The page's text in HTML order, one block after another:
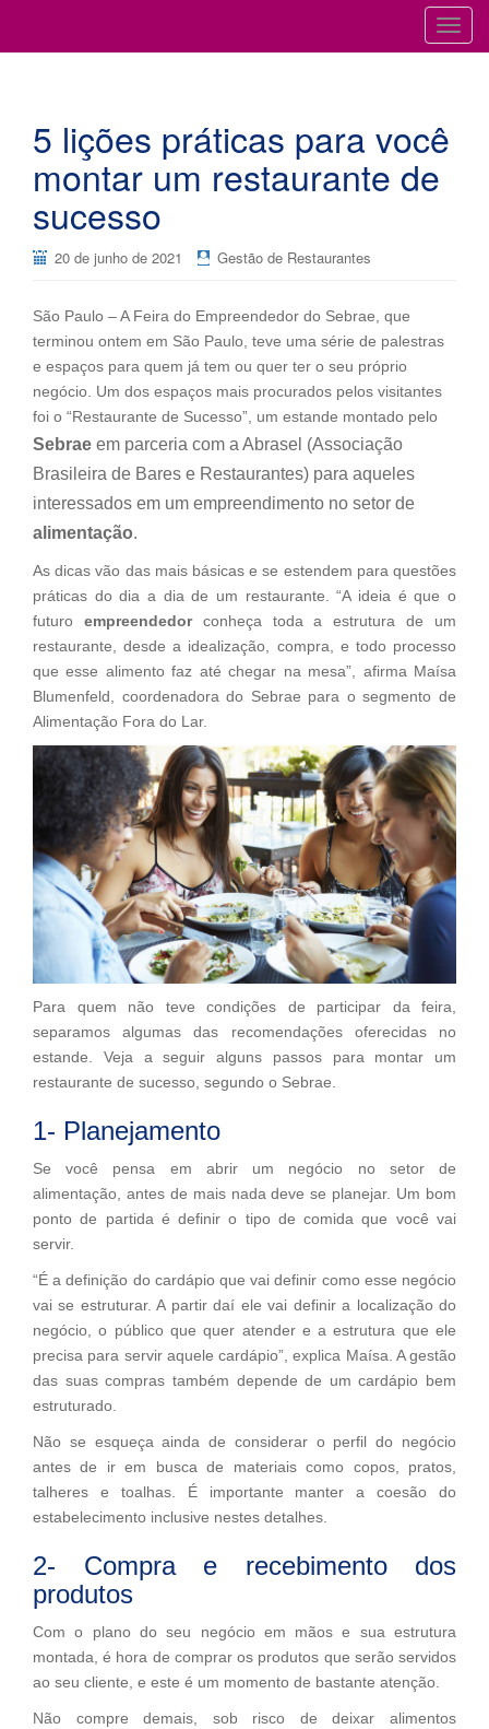
T
o
5 lições práticas para você
montar um restaurante de
sucesso
20 de junho de 2021 Gestão de Restaurantes
São Paulo – A Feira do Empreendedor do Sebrae, que
terminou ontem em São Paulo, teve uma série de palestras
e espaços para quem já tem ou quer ter o seu próprio
negócio. Um dos espaços mais procurados pelos visitantes
foi o “Restaurante de Sucesso”, um estande montado pelo
Sebrae em parceria com a Abrasel (Associação
Brasileira de Bares e Restaurantes) para aqueles
interessados em um empreendimento no setor de
alimentação.
As dicas vão das mais básicas e se estendem para questões
práticas do dia a dia de um restaurante. “A ideia é que o
futuro empreendedorconheça toda a estrutura de um
restaurante, desde a idealização, compra, e todo processo
que esse alimento faz até chegar na mesa”, afirma Maísa
Blumenfeld, coordenadora do Sebrae para o segmento de
Alimentação Fora do Lar.
Para quem não teve condições de participar da feira,
separamos algumas das recomendações oferecidas no
estande. Veja a seguir alguns passos para montar um
restaurante de sucesso, segundo o Sebrae.
1- Planejamento
Se você pensa em abrir um negócio no setor de
alimentação, antes de mais nada deve se planejar. Um bom
ponto de partida é definir o tipo de comida que você vai
servir.
“É a definição do cardápio que vai definir como esse negócio
vai se estruturar. A partir daí ele vai definir a localização do
negócio, o público que quer atender e a estrutura que ele
precisa para servir aquele cardápio”, explica Maísa. A gestão
das suas compras também depende de um cardápio bem
estruturado.
Não se esqueça ainda de considerar o perfil do negócio
antes de ir em busca de materiais como copos, pratos,
talheres e toalhas. É importante manter a coesão do
estabelecimento inclusive nestes detalhes.
2- Compra e recebimento dos
produtos
Com o plano do seu negócio em mãos e sua estrutura
montada, é hora de comprar os produtos que serão servidos
ao seu cliente, e este é um momento de bastante atenção.
Não compre demais, sob risco de deixar alimentos